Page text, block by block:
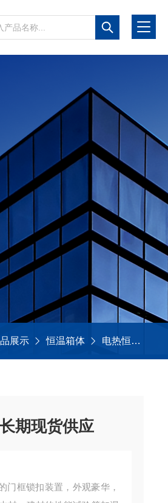
展示 恒温箱体 电热恒温培养箱
期现货供应
门框锁扣装置，外观豪华，